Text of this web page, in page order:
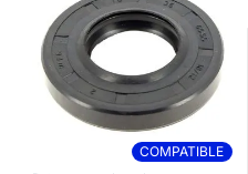
L57A001A4
COMPATIBLE